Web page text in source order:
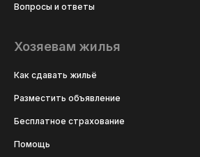
Вопросы и ответы
Хозяевам жилья
Как сдавать жильё
Разместить объявление
Бесплатное страхование
Помощь